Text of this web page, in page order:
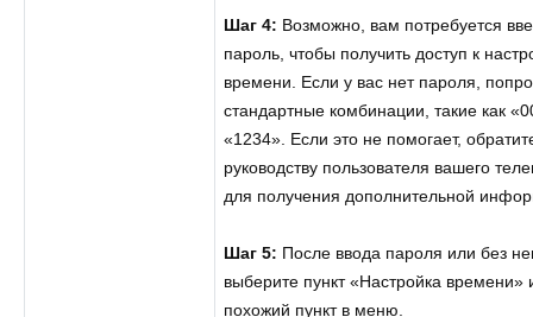
Шаг 4: Возможно, вам потребуется
пароль, чтобы получить доступ к
времени. Если у вас нет пароля,
стандартные комбинации, такие как
«1234». Если это не помогает,
руководству пользователя вашего
для получения дополнительной
Шаг 5: После ввода пароля или без
выберите пункт «Настройка времени»
похожий пункт в меню.